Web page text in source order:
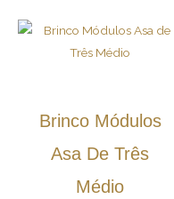
Brinco Módulos
Asa De Três
Médio